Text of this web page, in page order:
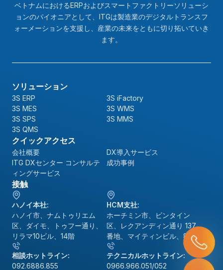
ベトナムにおけるERPおよびスマートファクトリーソリューシ
ョンのパイオニアとして、ITGは製造業のデジタルトランスフ
ォーメーションを支援し、産業の未来をともに切り拓いていき
ます。
ソリューション
3S ERP
3S iFactory
3S MES
3S WMS
3S SPS
3S MMS
3S QMS
クイックアクセス
会社概要
DX導入サービス
ITG DXセンター コンサルテ
ィングサービス
成功事例
接触
ハノイ本社:
ハノイ市、ナムトゥリエム
区、ダイモ、トゥフー通り、
リラマ10ビル、14階
HCM支社:
ホーチミン市、ビンタイン
区、レクアンディン通り 137
番地、マイティンビル、8階
相談ホットライン:
092.6886.855
テクニカルホットライン:
0966.966.051/052